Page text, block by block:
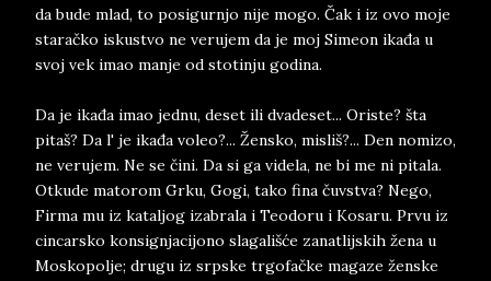
da bude mlad, to posigurnjo nije mogo. Čak i iz ovo moje
staračko iskustvo ne verujem da je moj Simeon ikađa u
svoj vek imao manje od stotinju godina.
Da je ikađa imao jednu, deset ili dvadeset... Oriste? šta
pitaš? Da l' je ikađa voleo?... Žensko, misliš?... Den nomizo,
ne verujem. Ne se čini. Da si ga videla, ne bi me ni pitala.
Otkude matorom Grku, Gogi, tako fina čuvstva? Nego,
Firma mu iz kataljog izabrala i Teodoru i Kosaru. Prvu iz
cincarsko konsignjacijono slagališće zanatlijskih žena u
Moskopolje; drugu iz srpske trgofačke magaze ženske